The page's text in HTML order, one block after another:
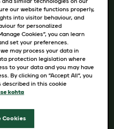
hoolikalt valitud,
Tänu
iseloomustab Jacobs
aga sametine vaht
andes sellele
kohvi
kes otsivad uusi
our website functions properly,
into visitor behaviour, and
for personalized
Cookies”, you can learn
set your preferences.
may process your data in
protection legislation where
to your data and you may have
By clicking on “Accept All”, you
described in this cookie
kohta
Cookies